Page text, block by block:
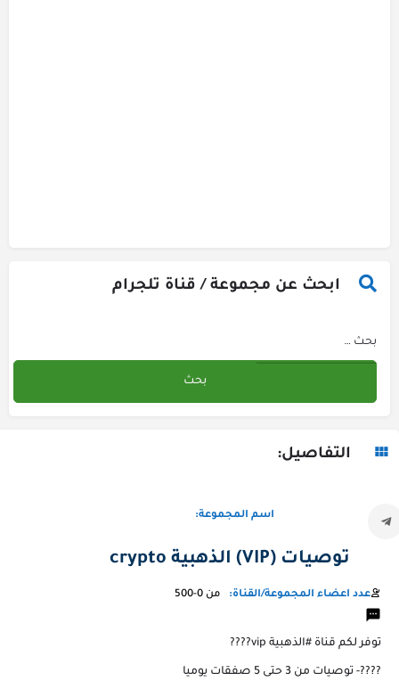
ابحث عن مجموعة / قناة تلجرام
التفاصيل:
اسم المجموعة:
توصيات (VIP) الذهبية crypto
عدد اعضاء المجموعة/القناة: من 0-500
توفر لكم قناة #الذهبية vip????
????️- توصيات من 3 حتى 5 صفقات يوميا